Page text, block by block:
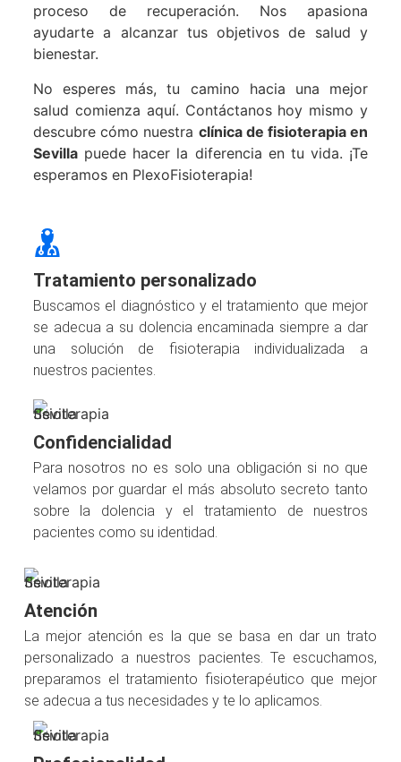
proceso de recuperación. Nos apasiona
ayudarte a alcanzar tus objetivos de salud y
bienestar.
No esperes más, tu camino hacia una mejor
salud comienza aquí. Contáctanos hoy mismo y
descubre cómo nuestra clínica de fisioterapia en
Sevillapuede hacer la diferencia en tu vida. ¡Te
esperamos en PlexoFisioterapia!
Tratamiento personalizado
Buscamos el diagnóstico y el tratamiento que mejor
se adecua a su dolencia encaminada siempre a dar
una solución de fisioterapia individualizada a
nuestros pacientes.
Confidencialidad
Para nosotros no es solo una obligación si no que
velamos por guardar el más absoluto secreto tanto
sobre la dolencia y el tratamiento de nuestros
pacientes como su identidad.
Atención
La mejor atención es la que se basa en dar un trato
personalizado a nuestros pacientes. Te escuchamos,
preparamos el tratamiento fisioterapéutico que mejor
se adecua a tus necesidades y te lo aplicamos.